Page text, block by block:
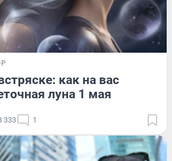
как на вас
луна 1 мая
333 1